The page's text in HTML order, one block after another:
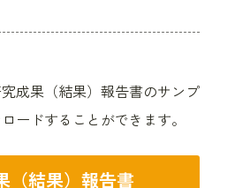
成果（結果）報告書のサンプ
ードすることができます。
（結果）報告書